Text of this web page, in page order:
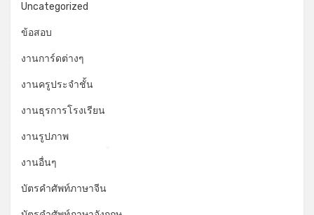
Uncategorized
ข้อสอบ
งานการ์ดต่างๆ
งานครูประจำชั้น
งานธุรการโรงเรียน
งานรูปภาพ
งานอื่นๆ
บัตรคำศัพท์ภาษาจีน
*